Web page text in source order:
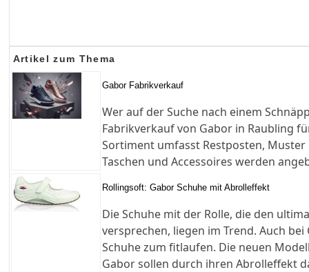
Artikel zum Thema
Gabor Fabrikverkauf
Wer auf der Suche nach einem
Fabrikverkauf von Gabor in Raubling
Sortiment umfasst Restposten, Muster
Taschen und Accessoires werden
Rollingsoft: Gabor Schuhe mit Abrolleffekt
Die Schuhe mit der Rolle, die den
versprechen, liegen im Trend. Auch
Schuhe zum fitlaufen. Die neuen
Gabor sollen durch ihren Abrolleffekt